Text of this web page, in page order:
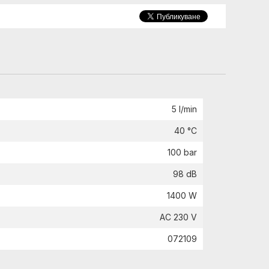
5 l/min
40 °C
100 bar
98 dB
1400 W
AC 230 V
072109